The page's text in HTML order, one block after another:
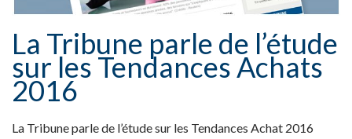
La Tribune parle de l’étude
sur les Tendances Achats
2016
La Tribune parle de l’étude sur les Tendances Achat 2016